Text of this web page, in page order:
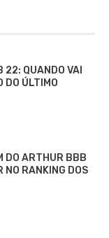
22: QUANDO VAI
DO ÚLTIMO
DO ARTHUR BBB
NO RANKING DOS